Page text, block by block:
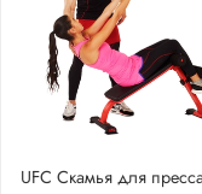
UFC Скамья для пресса